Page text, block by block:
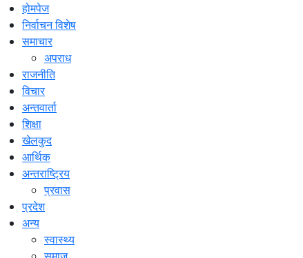
होमपेज
निर्वाचन विशेष
समाचार
अपराध
राजनीति
विचार
अन्तवार्ता
शिक्षा
खेलकुद
आर्थिक
अन्तराष्ट्रिय
प्रवास
प्रदेश
अन्य
स्वास्थ्य